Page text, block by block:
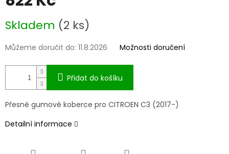
cena:
Skladem (2 ks)
Můžeme doručit do: 11.8.2026 Možnosti doručení
Přidat do košíku
Přesné gumové koberce pro CITROEN C3 (2017-)
Detailní informace